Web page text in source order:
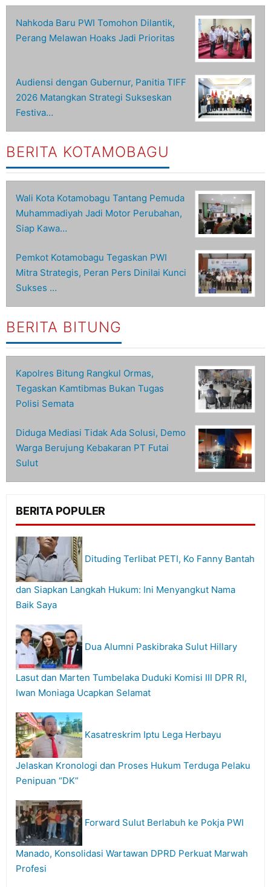
Nahkoda Baru PWI Tomohon Dilantik,
Perang Melawan Hoaks Jadi Prioritas
Audiensi dengan Gubernur, Panitia TIFF
2026 Matangkan Strategi Sukseskan
Festiva…
BERITA KOTAMOBAGU
Wali Kota Kotamobagu Tantang Pemuda
Muhammadiyah Jadi Motor Perubahan,
Siap Kawa…
Pemkot Kotamobagu Tegaskan PWI
Mitra Strategis, Peran Pers Dinilai Kunci
Sukses …
BERITA BITUNG
Kapolres Bitung Rangkul Ormas,
Tegaskan Kamtibmas Bukan Tugas
Polisi Semata
Diduga Mediasi Tidak Ada Solusi, Demo
Warga Berujung Kebakaran PT Futai
Sulut
BERITA POPULER
Dituding Terlibat PETI, Ko Fanny Bantah
dan Siapkan Langkah Hukum: Ini Menyangkut Nama
Baik Saya
Dua Alumni Paskibraka Sulut Hillary
Lasut dan Marten Tumbelaka Duduki Komisi III DPR RI,
Iwan Moniaga Ucapkan Selamat
Kasatreskrim Iptu Lega Herbayu
Jelaskan Kronologi dan Proses Hukum Terduga Pelaku
Penipuan “DK”
Forward Sulut Berlabuh ke Pokja PWI
Manado, Konsolidasi Wartawan DPRD Perkuat Marwah
Profesi